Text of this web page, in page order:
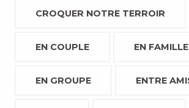
CROQUER NOTRE TERROIR
EN COUPLE EN FAMILLE
EN GROUPE ENTRE